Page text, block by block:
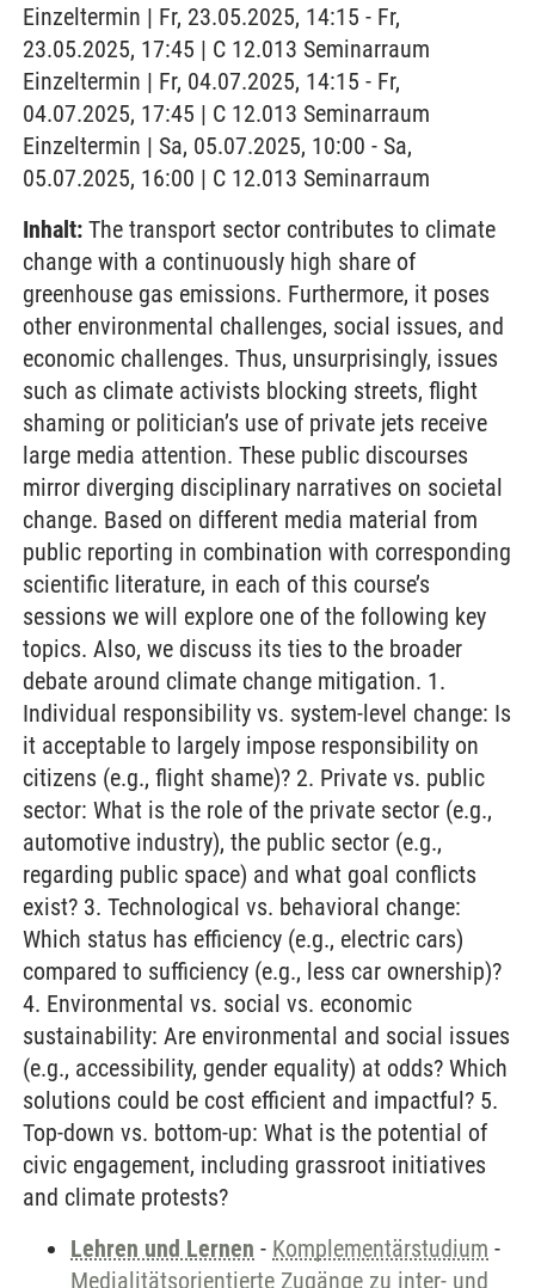
Einzeltermin | Fr, 23.05.2025, 14:15 - Fr,
23.05.2025, 17:45 | C 12.013 Seminarraum
Einzeltermin | Fr, 04.07.2025, 14:15 - Fr,
04.07.2025, 17:45 | C 12.013 Seminarraum
Einzeltermin | Sa, 05.07.2025, 10:00 - Sa,
05.07.2025, 16:00 | C 12.013 Seminarraum
Inhalt: The transport sector contributes to climate
change with a continuously high share of
greenhouse gas emissions. Furthermore, it poses
other environmental challenges, social issues, and
economic challenges. Thus, unsurprisingly, issues
such as climate activists blocking streets, flight
shaming or politician’s use of private jets receive
large media attention. These public discourses
mirror diverging disciplinary narratives on societal
change. Based on different media material from
public reporting in combination with corresponding
scientific literature, in each of this course’s
sessions we will explore one of the following key
topics. Also, we discuss its ties to the broader
debate around climate change mitigation. 1.
Individual responsibility vs. system-level change: Is
it acceptable to largely impose responsibility on
citizens (e.g., flight shame)? 2. Private vs. public
sector: What is the role of the private sector (e.g.,
automotive industry), the public sector (e.g.,
regarding public space) and what goal conflicts
exist? 3. Technological vs. behavioral change:
Which status has efficiency (e.g., electric cars)
compared to sufficiency (e.g., less car ownership)?
4. Environmental vs. social vs. economic
sustainability: Are environmental and social issues
(e.g., accessibility, gender equality) at odds? Which
solutions could be cost efficient and impactful? 5.
Top-down vs. bottom-up: What is the potential of
civic engagement, including grassroot initiatives
and climate protests?
Lehren und Lernen - Komplementärstudium -
Medialitätsorientierte Zugänge zu inter- und